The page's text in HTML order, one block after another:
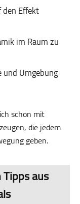
Effekt
im Raum zu
Umgebung
schon mit
die jedem
geben.
aus